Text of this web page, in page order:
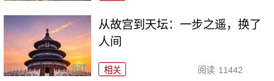
从故宫到天坛：一步之遥，换了
人间
相关 阅读 11442